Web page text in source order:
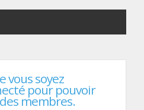
vous soyez
pour pouvoir
membres.